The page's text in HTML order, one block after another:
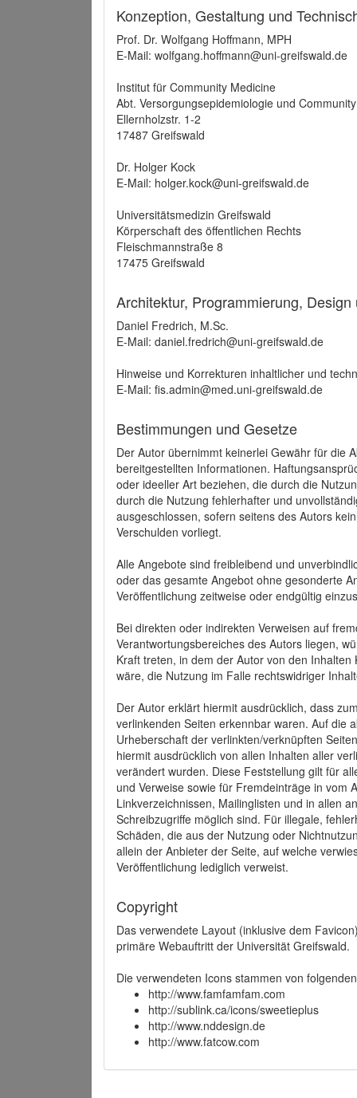
Konzeption, Gestaltung und
Prof. Dr. Wolfgang Hoffmann, MPH
E-Mail: wolfgang.hoffmann@uni-greifswald.de
Institut für Community Medicine
Abt. Versorgungsepidemiologie und
Ellernholzstr. 1-2
17487 Greifswald
Dr. Holger Kock
E-Mail: holger.kock@uni-greifswald.de
Universitätsmedizin Greifswald
Körperschaft des öffentlichen Rechts
Fleischmannstraße 8
17475 Greifswald
Architektur, Programmierung,
Daniel Fredrich, M.Sc.
E-Mail: daniel.fredrich@uni-greifswald.de
Hinweise und Korrekturen inhaltlicher und
E-Mail: fis.admin@med.uni-greifswald.de
Bestimmungen und Gesetze
Der Autor übernimmt keinerlei Gewähr für die
bereitgestellten Informationen.
oder ideeller Art beziehen, die durch die
durch die Nutzung fehlerhafter und
ausgeschlossen, sofern seitens des Autors
Verschulden vorliegt.
Alle Angebote sind freibleibend und
oder das gesamte Angebot ohne gesonderte
Veröffentlichung zeitweise oder endgültig
Bei direkten oder indirekten Verweisen auf
Verantwortungsbereiches des Autors liegen,
Kraft treten, in dem der Autor von den
wäre, die Nutzung im Falle rechtswidriger
Der Autor erklärt hiermit ausdrücklich, dass
verlinkenden Seiten erkennbar waren. Auf die
Urheberschaft der verlinkten/verknüpften
hiermit ausdrücklich von allen Inhalten aller
verändert wurden. Diese Feststellung gilt für
und Verweise sowie für Fremdeinträge in vom
Linkverzeichnissen, Mailinglisten und in allen
Schreibzugriffe möglich sind. Für illegale,
Schäden, die aus der Nutzung oder
allein der Anbieter der Seite, auf welche
Veröffentlichung lediglich verweist.
Copyright
Das verwendete Layout (inklusive dem
primäre Webauftritt der Universität Greifswald.
Die verwendeten Icons stammen von
http://www.famfamfam.com
http://sublink.ca/icons/sweetieplus
http://www.nddesign.de
http://www.fatcow.com